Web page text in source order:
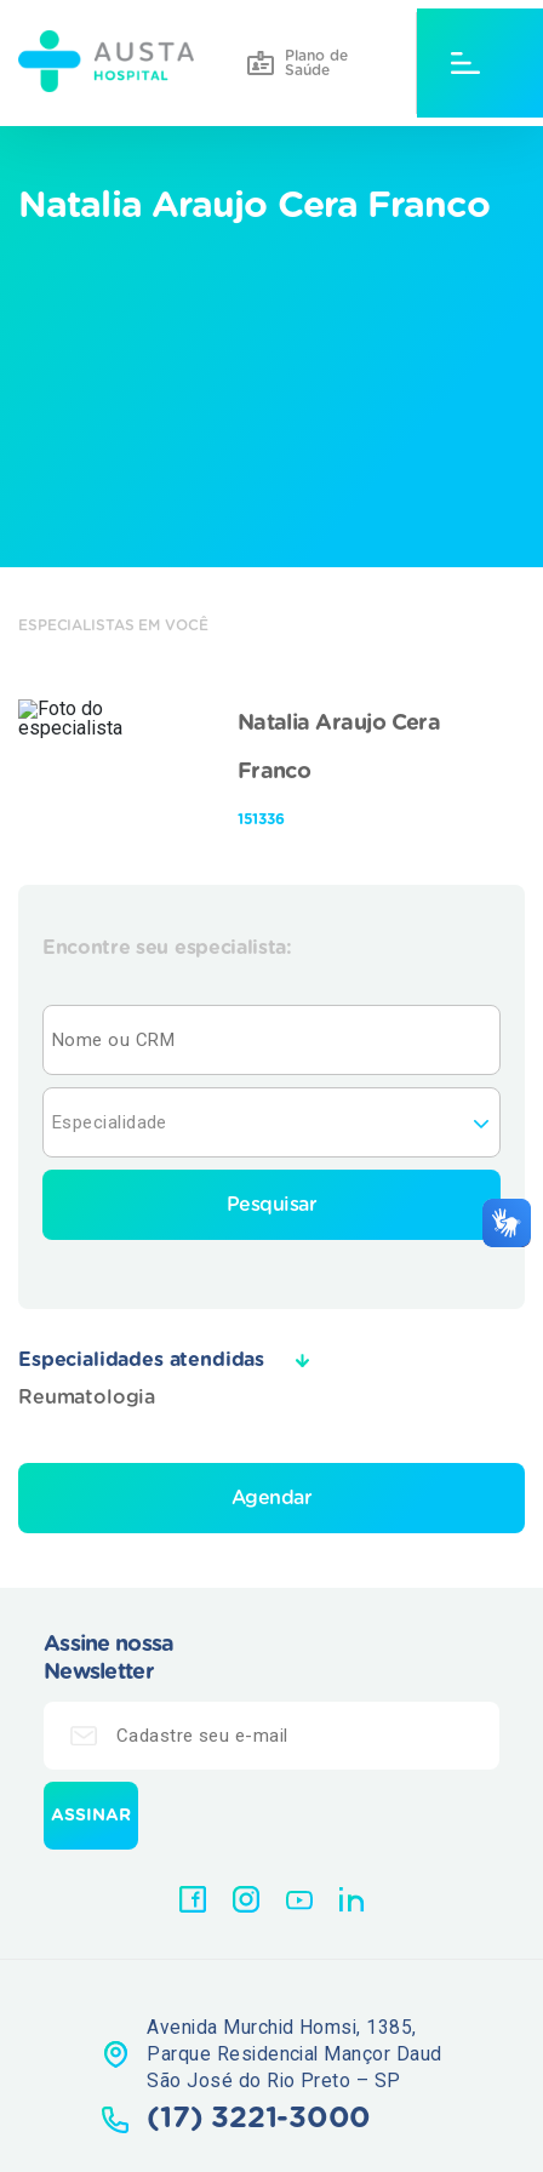
Plano de
Saúde
Natalia Araujo Cera Franco
ESPECIALISTAS EM VOCÊ
Natalia Araujo Cera
Franco
151336
Encontre seu especialista:
Pesquisar
Especialidades atendidas
Reumatologia
Agendar
Assine nossa
Newsletter
Avenida Murchid Homsi, 1385,
Parque Residencial Mançor Daud
São José do Rio Preto – SP
(17) 3221-3000